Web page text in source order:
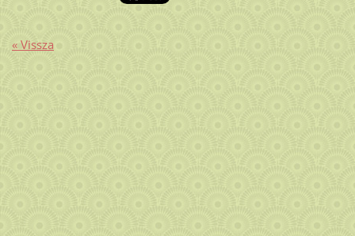
« Vissza